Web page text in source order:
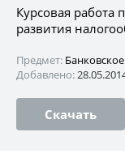
Курсовая работа
развития
Предмет:
Добавлено:
Скачать